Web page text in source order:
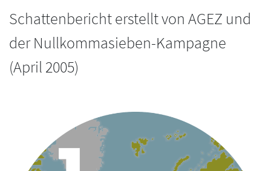
Schattenbericht erstellt von AGEZ und
der Nullkommasieben-Kampagne
(April 2005)